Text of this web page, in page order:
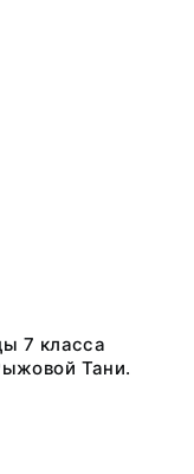
7 класса
Тани.